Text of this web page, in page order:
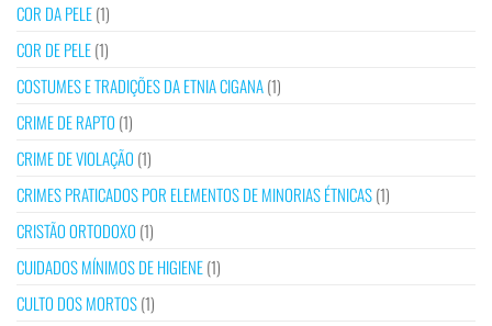
COR DA PELE(1)
COR DE PELE(1)
COSTUMES E TRADIÇÕES DA ETNIA CIGANA(1)
CRIME DE RAPTO (1)
CRIME DE VIOLAÇÃO (1)
CRIMES PRATICADOS POR ELEMENTOS DE MINORIAS ÉTNICAS(1)
CRISTÃO ORTODOXO (1)
CUIDADOS MÍNIMOS DE HIGIENE(1)
CULTO DOS MORTOS(1)